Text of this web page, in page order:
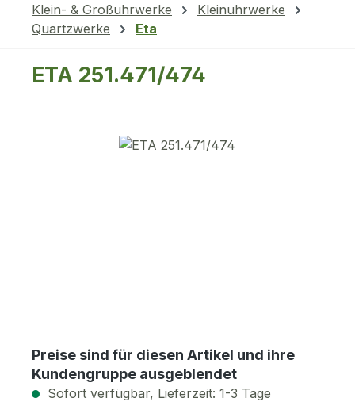
Klein- & Großuhrwerke
Kleinuhrwerke
Quartzwerke
Eta
ETA 251.471/474
Bildergalerie überspringen
Preise sind für diesen Artikel und ihre
Kundengruppe ausgeblendet
Sofort verfügbar, Lieferzeit: 1-3 Tage